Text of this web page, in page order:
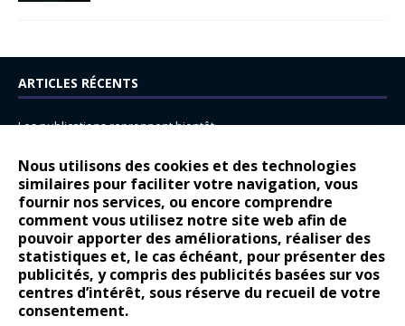
Nous utilisons des cookies et des technologies
similaires pour faciliter votre navigation, vous
fournir nos services, ou encore comprendre
comment vous utilisez notre site web afin de
pouvoir apporter des améliorations, réaliser des
statistiques et, le cas échéant, pour présenter des
publicités, y compris des publicités basées sur vos
centres d’intérêt, sous réserve du recueil de votre
consentement.
ARTICLES RÉCENTS
Les publications reprennent bientôt…
14 juillet : nouveau film de marque pour Citroën
Renault Espace : voyage, voyage…
Peugeot E-208 GTi : naissance d’une légende
COMMENTAIRES RÉCENTS
Bernard Dardartdans